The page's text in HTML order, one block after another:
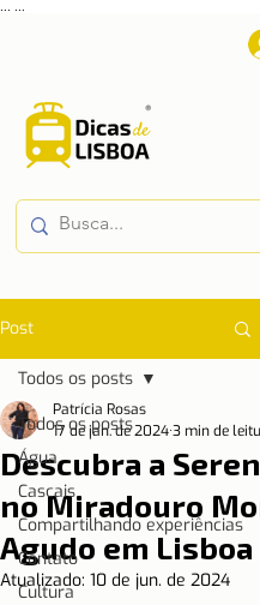
Post
Todos os posts
Água
Cascais
Compartilhando experiências
Contato
Cultura
Todos os posts
Descubra a
no Miradouro
Agudo em Lisboa
Patrícia Rosas
17 de jan. de 20243 min de
Atualizado: 10 de jun. de 2024